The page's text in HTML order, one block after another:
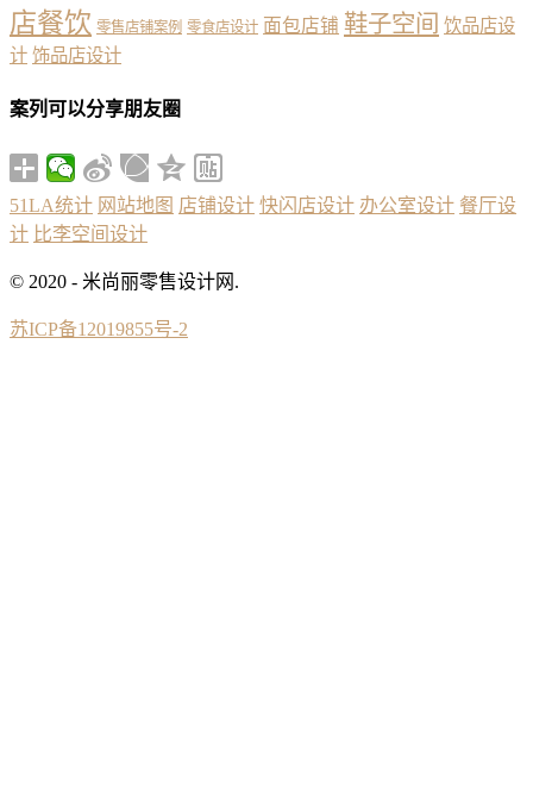
店餐饮 零售店铺案例 零食店设计 面包店铺 鞋子空间 饮品店设
计 饰品店设计
案列可以分享朋友圈
51LA统计 网站地图 店铺设计 快闪店设计 办公室设计 餐厅设
计 比李空间设计
© 2020 - 米尚丽零售设计网.
苏ICP备12019855号-2